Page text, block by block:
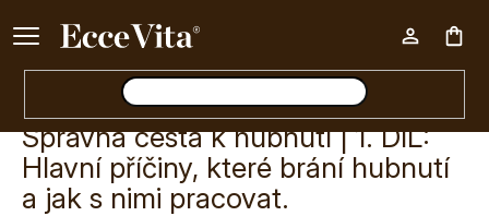
Ke každému nákupu nad 500 Kč dárek zdarma 📦
Správná cesta k hubnutí | 1. DÍL:
Hlavní příčiny, které brání hubnutí
a jak s nimi pracovat.